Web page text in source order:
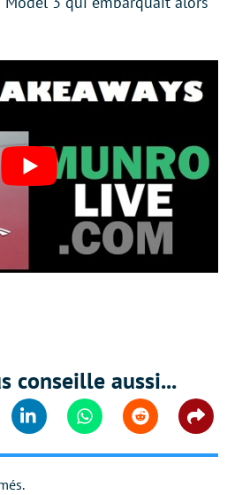
conseille aussi...
Linkedin WhatsappReddit